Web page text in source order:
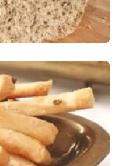
Cebola E Salsa